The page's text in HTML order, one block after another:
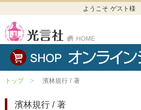
ようこそ ゲスト様
トップ 濱林規行 / 著
濱林規行 / 著